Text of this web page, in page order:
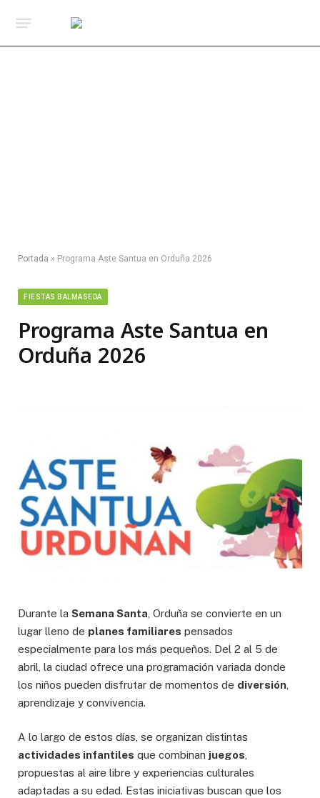
Portada » Programa Aste Santua en Orduña 2026
FIESTAS BALMASEDA
Programa Aste Santua en
Orduña 2026
Durante la Semana Santa , Orduña se convierte en un
lugar lleno de planes familiares pensados
especialmente para los más pequeños. Del 2 al 5 de
abril, la ciudad ofrece una programación variada donde
los niños pueden disfrutar de momentos de diversión
aprendizaje y convivencia.
A lo largo de estos días, se organizan distintas
actividades infantiles que combinan juegos
propuestas al aire libre y experiencias culturales
adaptadas a su edad. Estas iniciativas buscan que los